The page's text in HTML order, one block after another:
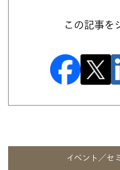
この記事を
イベント／セ